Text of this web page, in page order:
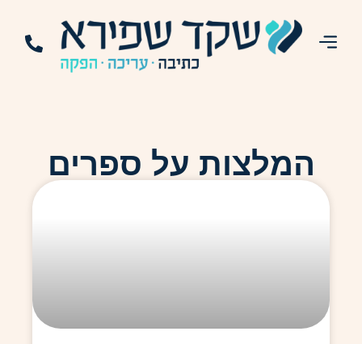
המלצות על ספרים